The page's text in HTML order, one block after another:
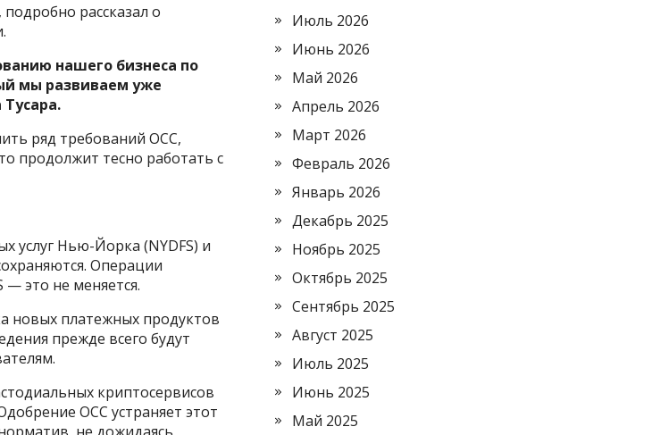
рассказал о
нашего бизнеса по
мы развиваем уже
ряд требований OCC,
продолжит тесно работать с
услуг Нью-Йорка (NYDFS) и
Операции
— это не меняется.
новых платежных продуктов
прежде всего будут
криптосервисов
OCC устраняет этот
Июль 2026
Июнь 2026
Май 2026
Апрель 2026
Март 2026
Февраль 2026
Январь 2026
Декабрь 2025
Ноябрь 2025
Октябрь 2025
Сентябрь 2025
Август 2025
Июль 2025
Июнь 2025
Май 2025